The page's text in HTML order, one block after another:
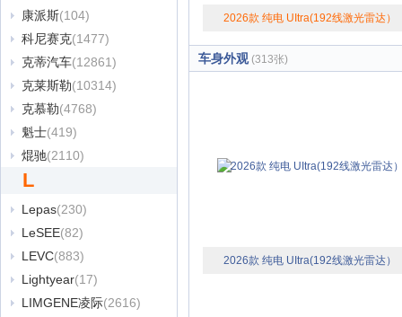
康派斯(104)
科尼赛克(1477)
克蒂汽车(12861)
克莱斯勒(10314)
克慕勒(4768)
魁士(419)
焜驰(2110)
L
Lepas(230)
LeSEE(82)
LEVC(883)
Lightyear(17)
LIMGENE凌际(2616)
2026款 纯电 UItra(192线激光雷达）
车身外观(313张)
2026款 纯电 UItra(192线激光雷达）